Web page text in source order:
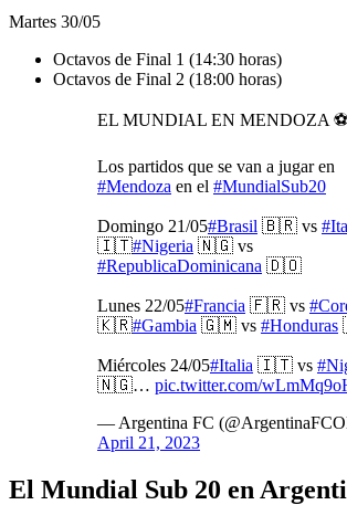
Martes 30/05
Octavos de Final 1 (14:30 horas)
Octavos de Final 2 (18:00 horas)
EL MUNDIAL EN MENDOZA ⚽️
Los partidos que se van a jugar en
#Mendoza en el #MundialSub20
Domingo 21/05#Brasil 🇧🇷 vs
🇮🇹#Nigeria 🇳🇬 vs
#RepublicaDominicana 🇩🇴
Lunes 22/05#Francia 🇫🇷 vs
🇰🇷#Gambia 🇬🇲 vs #Honduras
Miércoles 24/05#Italia 🇮🇹 vs
🇳🇬… pic.twitter.com/
— Argentina FC
April 21, 2023
El Mundial Sub 20 en